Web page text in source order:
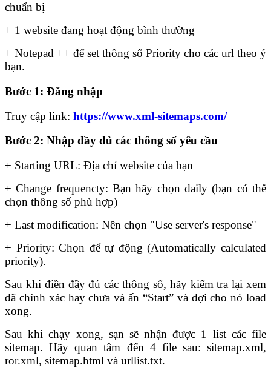
chuẩn bị
+ 1 website đang hoạt động bình thường
+ Notepad ++ để set thông số Priority cho các url theo ý
bạn.
Bước 1: Đăng nhập
Truy cập link: https://www.xml-sitemaps.com/
Bước 2: Nhập đầy đủ các thông số yêu cầu
+ Starting URL: Địa chỉ website của bạn
+ Change frequencty: Bạn hãy chọn daily (bạn có thể
chọn thông số phù hợp)
+ Last modification: Nên chọn "Use server's response"
+ Priority: Chọn để tự động (Automatically calculated
priority).
Sau khi điền đầy đủ các thông số, hãy kiểm tra lại xem
đã chính xác hay chưa và ấn “Start” và đợi cho nó load
xong.
Sau khi chạy xong, sạn sẽ nhận được 1 list các file
sitemap. Hãy quan tâm đến 4 file sau: sitemap.xml,
ror.xml, sitemap.html và urllist.txt.